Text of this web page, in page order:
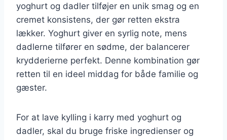
yoghurt og dadler tilføjer en unik smag og en
cremet konsistens, der gør retten ekstra
lækker. Yoghurt giver en syrlig note, mens
dadlerne tilfører en sødme, der balancerer
krydderierne perfekt. Denne kombination gør
retten til en ideel middag for både familie og
gæster.
For at lave kylling i karry med yoghurt og
dadler, skal du bruge friske ingredienser og